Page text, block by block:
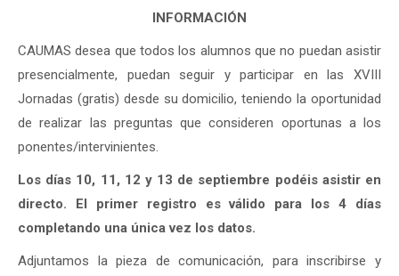
INFORMACIÓN
CAUMAS desea que todos los alumnos que no puedan asistir
presencialmente, puedan seguir y participar en las XVIII
Jornadas (gratis) desde su domicilio, teniendo la oportunidad
de realizar las preguntas que consideren oportunas a los
ponentes/intervinientes.
Los días 10, 11, 12 y 13 de septiembre podéis asistir en
directo.
El primer registro es válido para los 4 días
completando una única vez los datos.
Adjuntamos la pieza de comunicación, para inscribirse y